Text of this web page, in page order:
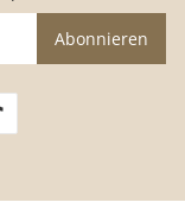
Abonnieren